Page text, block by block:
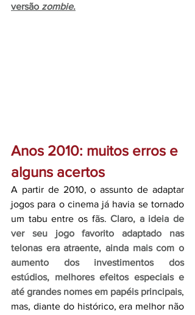
versão zombie.
Anos 2010: muitos erros e
alguns acertos
A partir de 2010, o assunto de adaptar
jogos para o cinema já havia se tornado
um tabu entre os fãs. Claro, a ideia de
ver seu jogo favorito adaptado nas
telonas era atraente, ainda mais com o
aumento dos investimentos dos
estúdios, melhores efeitos especiais e
até grandes nomes em papéis principais,
mas, diante do histórico, era melhor não